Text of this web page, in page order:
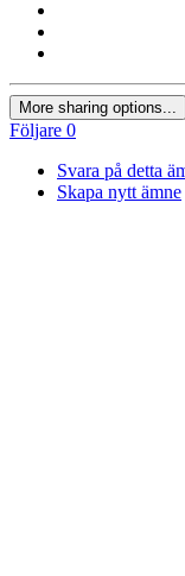
More sharing options...
Följare 0
Svara på detta
Skapa nytt ämne